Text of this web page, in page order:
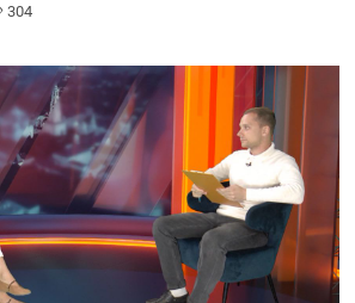
304